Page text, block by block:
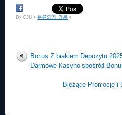
By CJU • 분류되지 않음 •
Bonus Z brakiem Depozytu
Darmowe Kasyno spośród
Bieżące Promocje i